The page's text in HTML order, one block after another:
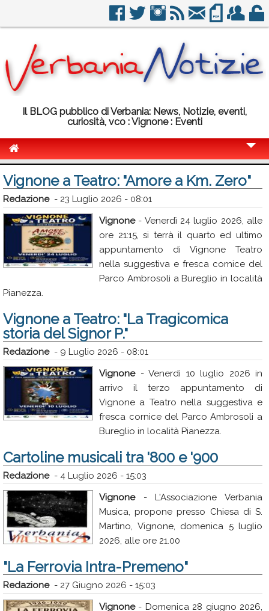
Il BLOG pubblico di Verbania: News, Notizie, eventi,
curiosità, vco : Vignone : Eventi
Politica
Sport
Eventi
Info Utili
Annunci
Vignone a Teatro: "Amore a Km. Zero"
Redazione- 23 Luglio 2026 - 08:01
Vignone- Venerdì 24 luglio 2026, alle
ore 21:15, si terrà il quarto ed ultimo
appuntamento di Vignone Teatro
nella suggestiva e fresca cornice del
Parco Ambrosoli a Bureglio in località
Pianezza.
Vignone a Teatro: "La Tragicomica
storia del Signor P."
Redazione- 9 Luglio 2026 - 08:01
Vignone- Venerdì 10 luglio 2026 in
arrivo il terzo appuntamento di
Vignone a Teatro nella suggestiva e
fresca cornice del Parco Ambrosoli a
Bureglio in località Pianezza.
Cartoline musicali tra '800 e '900
Redazione- 4 Luglio 2026 - 15:03
Vignone- L'Associazione Verbania
Musica, propone presso Chiesa di S.
Martino, Vignone, domenica 5 luglio
2026, alle ore 21.00
"La Ferrovia Intra-Premeno"
Redazione- 27 Giugno 2026 - 15:03
Vignone- Domenica 28 giugno 2026,